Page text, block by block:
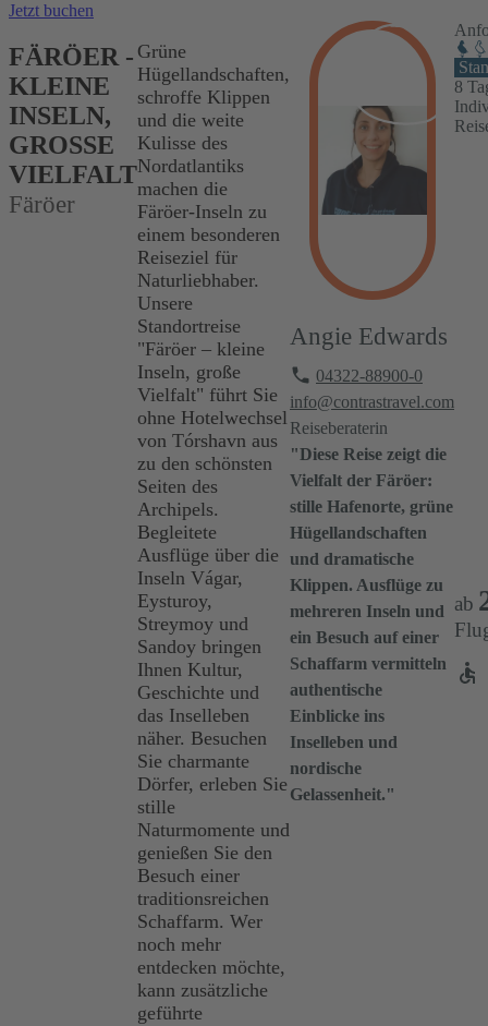
Jetzt buchen
FÄRÖER -
KLEINE
INSELN,
GROSSE V
IELFALT
Färöer
Grüne
Hügellandschaften,
schroffe Klippen
und die weite
Kulisse des
Nordatlantiks
machen die
Färöer-Inseln zu
einem besonderen
Reiseziel für
Naturliebhaber.
Unsere
Standortreise
"Färöer – kleine
Inseln, große
Vielfalt" führt Sie
ohne Hotelwechsel
von Tórshavn aus
zu den schönsten
Seiten des
Archipels.
Begleitete
Ausflüge über die
Inseln Vágar,
Eysturoy,
Streymoy und
Sandoy bringen
Ihnen Kultur,
Geschichte und
das Inselleben
näher. Besuchen
Sie charmante
Dörfer, erleben Sie
stille
Naturmomente und
genießen Sie den
Besuch einer
traditionsreichen
Schaffarm. Wer
noch mehr
entdecken möchte,
kann zusätzliche
geführte
Angie Edwards
04322-88900-0
info@contrastravel.com
Reiseberaterin
"Diese Reise zeigt die
Vielfalt der Färöer:
stille Hafenorte, grüne
Hügellandschaften
und dramatische
Klippen. Ausflüge zu
mehreren Inseln und
ein Besuch auf einer
Schaffarm vermitteln
authentische
Einblicke ins
Inselleben und
nordische
Gelassenheit."
8
ab